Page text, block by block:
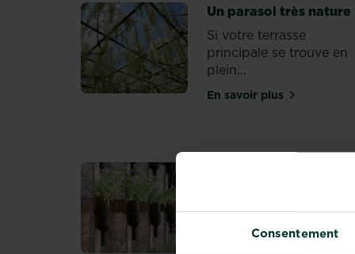
Consentement
Un parasol très nature
Si votre terrasse
principale se trouve en
plein...
En savoir plussur Un parasol
Vous aimeriez rendre